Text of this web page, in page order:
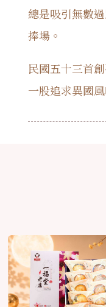
總是吸引無數
捧場。
民國五十三首
一股追求異國